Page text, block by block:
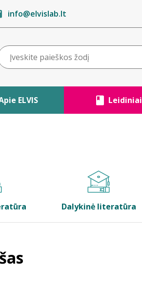
info@elvislab.lt
ELVIS Leidiniai
Dalykinė literatūra